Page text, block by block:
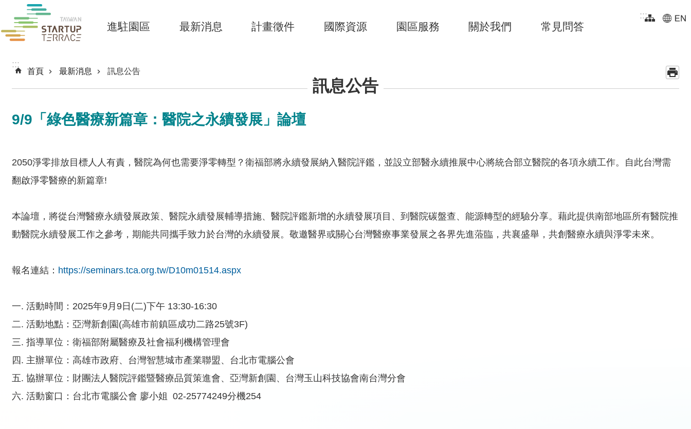
跳到主要內容區塊
:::
進駐園區 最新消息 計畫徵件 國際資源 園區服務 關於我們 常見問答
:::
首頁 最新消息 訊息公告
訊息公告
9/9「綠色醫療新篇章：醫院之永續發展」論壇
2050淨零排放目標人人有責，醫院為何也需要淨零轉型？衛福部將永續發展納入醫院評鑑，並設立部醫永續推展中心將統合部立醫院的各項永續工作。自此台灣需
翻啟淨零醫療的新篇章!
本論壇，將從台灣醫療永續發展政策、醫院永續發展輔導措施、醫院評鑑新增的永續發展項目、到醫院碳盤查、能源轉型的經驗分享。藉此提供南部地區所有醫院推
動醫院永續發展工作之參考，期能共同攜手致力於台灣的永續發展。敬邀醫界或關心台灣醫療事業發展之各界先進蒞臨，共襄盛舉，共創醫療永續與淨零未來。
報名連結： https://seminars.tca.org.tw/D10m01514.aspx
一. 活動時間：2025年9月9日(二)下午 13:30-16:30
二. 活動地點：亞灣新創園(高雄市前鎮區成功二路25號3F)
三. 指導單位：衛福部附屬醫療及社會福利機構管理會
四. 主辦單位：高雄市政府、台灣智慧城市產業聯盟、台北市電腦公會
五. 協辦單位：財團法人醫院評鑑暨醫療品質策進會、亞灣新創園、台灣玉山科技協會南台灣分會
六. 活動窗口：台北市電腦公會 廖小姐 02-25774249分機254